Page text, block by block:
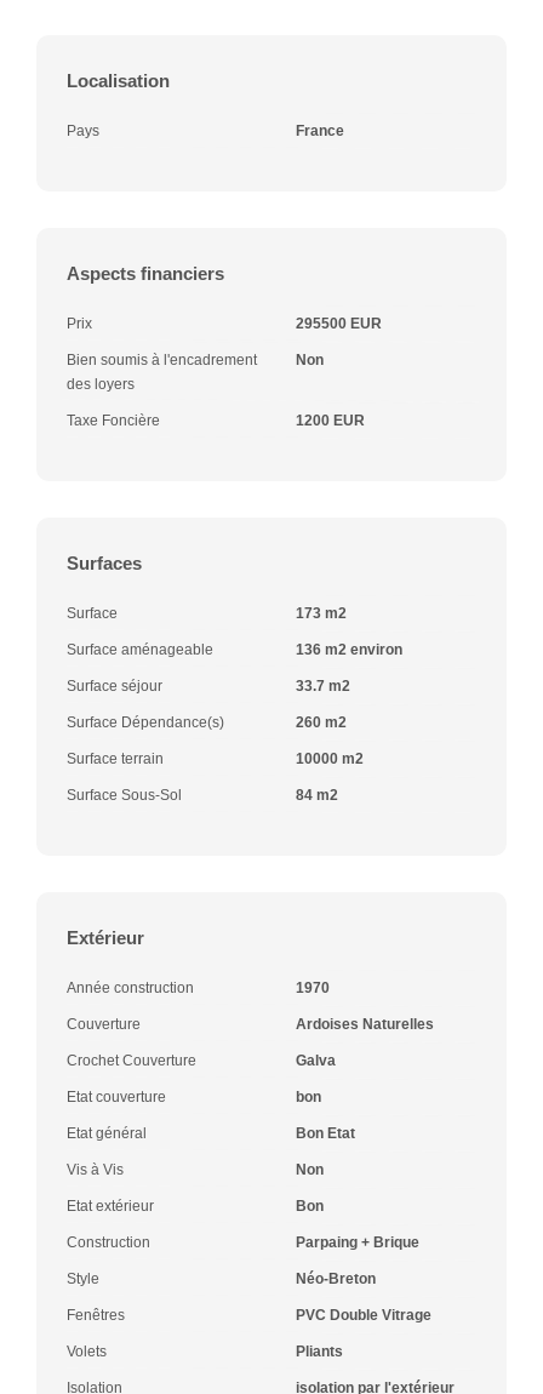
Localisation
Pays France
Aspects financiers
Prix 295500 EUR
Bien soumis à l'encadrement
des loyers
Non
Taxe Foncière 1200 EUR
Surfaces
Surface 173 m2
Surface aménageable 136 m2 environ
Surface séjour 33.7 m2
Surface Dépendance(s) 260 m2
Surface terrain 10000 m2
Surface Sous-Sol 84 m2
Extérieur
Année construction 1970
Couverture Ardoises Naturelles
Crochet Couverture Galva
Etat couverture bon
Etat général Bon Etat
Vis à Vis Non
Etat extérieur Bon
Construction Parpaing + Brique
Style Néo-Breton
Fenêtres PVC Double Vitrage
Volets Pliants
Isolation isolation par l'extérieur